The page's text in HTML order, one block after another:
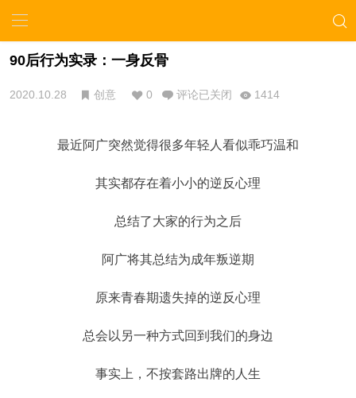
90后行为实录：一身反骨
2020.10.28 创意 0 评论已关闭 1414
最近阿广突然觉得很多年轻人看似乖巧温和
其实都存在着小小的逆反心理
总结了大家的行为之后
阿广将其总结为成年叛逆期
原来青春期遗失掉的逆反心理
总会以另一种方式回到我们的身边
事实上，不按套路出牌的人生